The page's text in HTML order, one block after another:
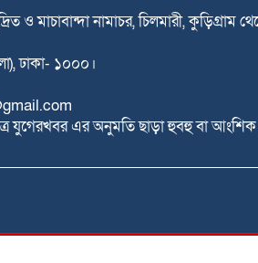
ও মাচাবান্দা নামাচর, চিলমারী, কুড়িগ্রাম
ঢাকা- ১০০০।
যুগেরখবর এর অনুমতি ছাড়া হুবহু বা